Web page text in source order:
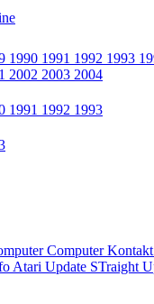
1990 1991 1992 1993
2002 2003 2004
1991 1992 1993
Computer Kontakt
Atari Update STraight